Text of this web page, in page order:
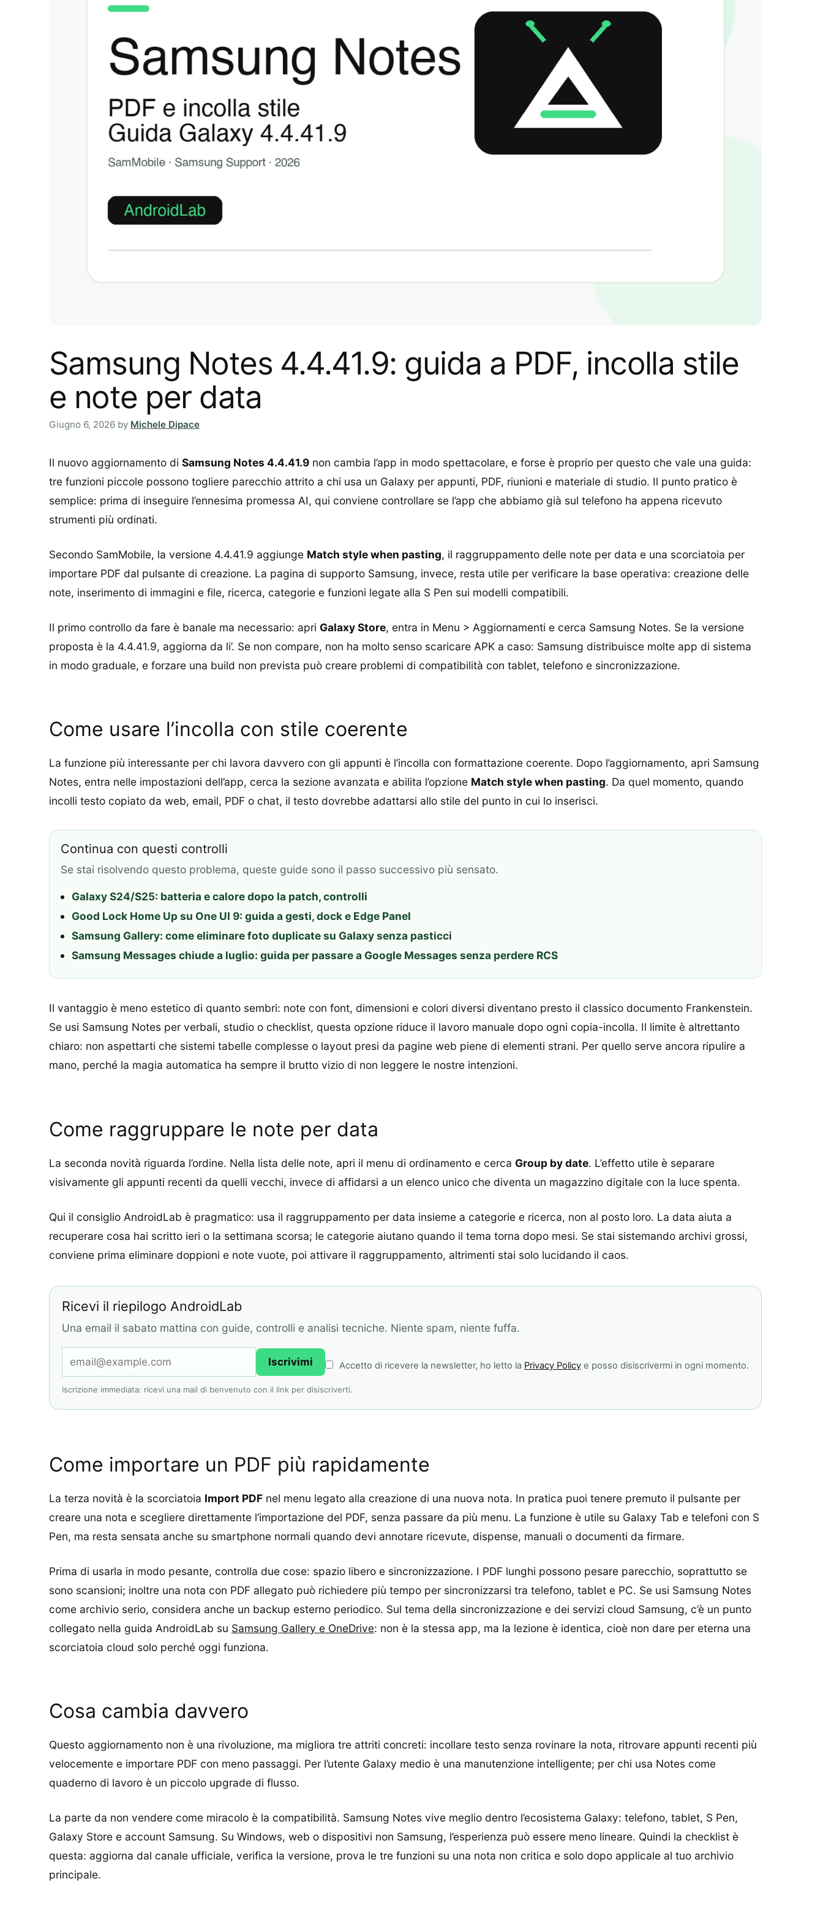
Samsung Notes 4.4.41.9: guida a PDF, incolla stile
e note per data
Giugno 6, 2026 by Michele Dipace
Il nuovo aggiornamento di Samsung Notes 4.4.41.9 non cambia l’app in modo spettacolare, e forse è proprio per questo che vale una guida:
tre funzioni piccole possono togliere parecchio attrito a chi usa un Galaxy per appunti, PDF, riunioni e materiale di studio. Il punto pratico è
semplice: prima di inseguire l’ennesima promessa AI, qui conviene controllare se l’app che abbiamo già sul telefono ha appena ricevuto
strumenti più ordinati.
Secondo SamMobile, la versione 4.4.41.9 aggiunge Match style when pasting, il raggruppamento delle note per data e una scorciatoia per
importare PDF dal pulsante di creazione. La pagina di supporto Samsung, invece, resta utile per verificare la base operativa: creazione delle
note, inserimento di immagini e file, ricerca, categorie e funzioni legate alla S Pen sui modelli compatibili.
Il primo controllo da fare è banale ma necessario: apri Galaxy Store, entra in Menu > Aggiornamenti e cerca Samsung Notes. Se la versione
proposta è la 4.4.41.9, aggiorna da li’. Se non compare, non ha molto senso scaricare APK a caso: Samsung distribuisce molte app di sistema
in modo graduale, e forzare una build non prevista può creare problemi di compatibilità con tablet, telefono e sincronizzazione.
Come usare l’incolla con stile coerente
La funzione più interessante per chi lavora davvero con gli appunti è l’incolla con formattazione coerente. Dopo l’aggiornamento, apri Samsung
Notes, entra nelle impostazioni dell’app, cerca la sezione avanzata e abilita l’opzione Match style when pasting. Da quel momento, quando
incolli testo copiato da web, email, PDF o chat, il testo dovrebbe adattarsi allo stile del punto in cui lo inserisci.
Continua con questi controlli
Se stai risolvendo questo problema, queste guide sono il passo successivo più sensato.
Galaxy S24/S25: batteria e calore dopo la patch, controlli
Good Lock Home Up su One UI 9: guida a gesti, dock e Edge Panel
Samsung Gallery: come eliminare foto duplicate su Galaxy senza pasticci
Samsung Messages chiude a luglio: guida per passare a Google Messages senza perdere RCS
Il vantaggio è meno estetico di quanto sembri: note con font, dimensioni e colori diversi diventano presto il classico documento Frankenstein.
Se usi Samsung Notes per verbali, studio o checklist, questa opzione riduce il lavoro manuale dopo ogni copia-incolla. Il limite è altrettanto
chiaro: non aspettarti che sistemi tabelle complesse o layout presi da pagine web piene di elementi strani. Per quello serve ancora ripulire a
mano, perché la magia automatica ha sempre il brutto vizio di non leggere le nostre intenzioni.
Come raggruppare le note per data
La seconda novità riguarda l’ordine. Nella lista delle note, apri il menu di ordinamento e cerca Group by date. L’effetto utile è separare
visivamente gli appunti recenti da quelli vecchi, invece di affidarsi a un elenco unico che diventa un magazzino digitale con la luce spenta.
Qui il consiglio AndroidLab è pragmatico: usa il raggruppamento per data insieme a categorie e ricerca, non al posto loro. La data aiuta a
recuperare cosa hai scritto ieri o la settimana scorsa; le categorie aiutano quando il tema torna dopo mesi. Se stai sistemando archivi grossi,
conviene prima eliminare doppioni e note vuote, poi attivare il raggruppamento, altrimenti stai solo lucidando il caos.
Ricevi il riepilogo AndroidLab
Una email il sabato mattina con guide, controlli e analisi tecniche. Niente spam, niente fuffa.
Iscrivimi Accetto di ricevere la newsletter, ho letto la Privacy Policy e posso disiscrivermi in ogni momento.
Iscrizione immediata: ricevi una mail di benvenuto con il link per disiscriverti.
Come importare un PDF più rapidamente
La terza novità è la scorciatoia Import PDF nel menu legato alla creazione di una nuova nota. In pratica puoi tenere premuto il pulsante per
creare una nota e scegliere direttamente l’importazione del PDF, senza passare da più menu. La funzione è utile su Galaxy Tab e telefoni con S
Pen, ma resta sensata anche su smartphone normali quando devi annotare ricevute, dispense, manuali o documenti da firmare.
Prima di usarla in modo pesante, controlla due cose: spazio libero e sincronizzazione. I PDF lunghi possono pesare parecchio, soprattutto se
sono scansioni; inoltre una nota con PDF allegato può richiedere più tempo per sincronizzarsi tra telefono, tablet e PC. Se usi Samsung Notes
come archivio serio, considera anche un backup esterno periodico. Sul tema della sincronizzazione e dei servizi cloud Samsung, c’è un punto
collegato nella guida AndroidLab su Samsung Gallery e OneDrive: non è la stessa app, ma la lezione è identica, cioè non dare per eterna una
scorciatoia cloud solo perché oggi funziona.
Cosa cambia davvero
Questo aggiornamento non è una rivoluzione, ma migliora tre attriti concreti: incollare testo senza rovinare la nota, ritrovare appunti recenti più
velocemente e importare PDF con meno passaggi. Per l’utente Galaxy medio è una manutenzione intelligente; per chi usa Notes come
quaderno di lavoro è un piccolo upgrade di flusso.
La parte da non vendere come miracolo è la compatibilità. Samsung Notes vive meglio dentro l’ecosistema Galaxy: telefono, tablet, S Pen,
Galaxy Store e account Samsung. Su Windows, web o dispositivi non Samsung, l’esperienza può essere meno lineare. Quindi la checklist è
questa: aggiorna dal canale ufficiale, verifica la versione, prova le tre funzioni su una nota non critica e solo dopo applicale al tuo archivio
principale.